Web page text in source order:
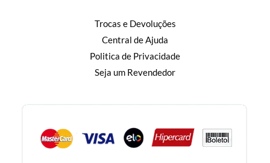
Trocas e Devoluções
Central de Ajuda
Politica de Privacidade
Seja um Revendedor